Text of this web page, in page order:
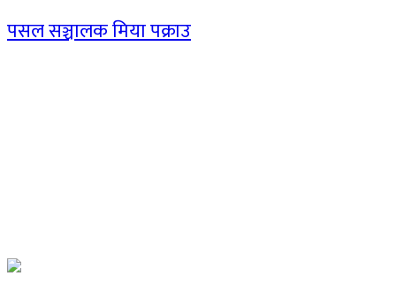
पसल सञ्चालक मिया पक्राउ